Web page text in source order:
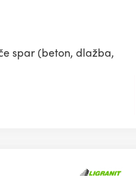
spar (beton, dlažba,